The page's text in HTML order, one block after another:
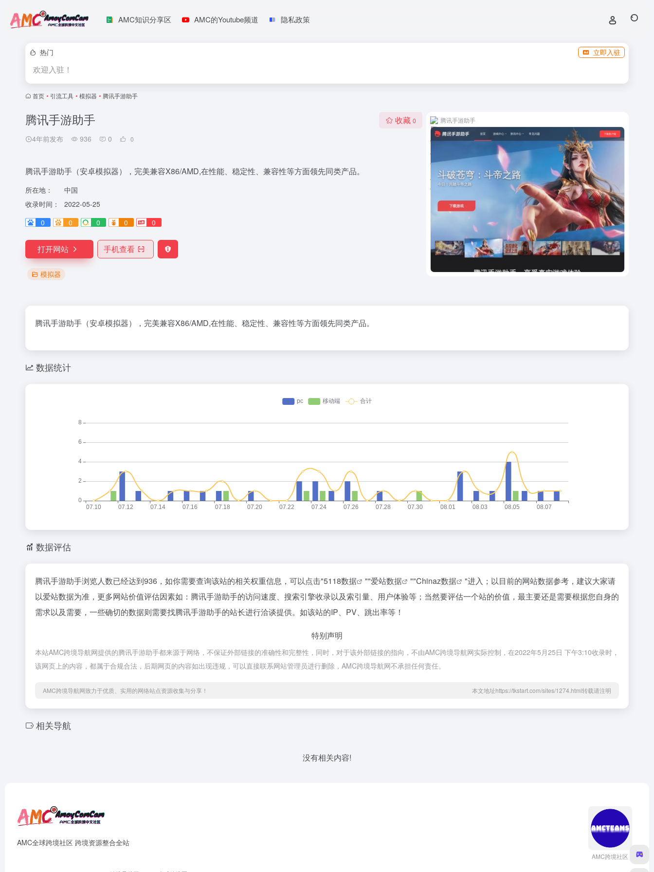
AMC知识分享区 AMC的Youtube频道 隐私政策
热门 立即入驻
欢迎入驻！
首页 • 引流工具 • 模拟器 • 腾讯手游助手
腾讯手游助手
4年前发布 936 0 0
收藏 0
腾讯手游助手（安卓模拟器），完美兼容X86/AMD,在性能、稳定性、兼容性等方面领先同类产品。
所在地：
中国
收录时间：
2022-05-25
0
0 0 0 0
打开网站 手机查看
模拟器
腾讯手游助手
腾讯手游助手（安卓模拟器），完美兼容X86/AMD,在性能、稳定性、兼容性等方面领先同类产品。
数据统计
数据评估
腾讯手游助手浏览人数已经达到936，如你需要查询该站的相关权重信息，可以点击"5118数据 ""爱站数据 ""Chinaz数据
"进入；以目前的网站数据参考，建议大家请
以爱站数据为准，更多网站价值评估因素如：腾讯手游助手的访问速度、搜索引擎收录以及索引量、用户体验等；当然要评估一个站的价值，最主要还是需要根据您自身的
需求以及需要，一些确切的数据则需要找腾讯手游助手的站长进行洽谈提供。如该站的IP、PV、跳出率等！
特别声明
本站AMC跨境导航网提供的腾讯手游助手都来源于网络，不保证外部链接的准确性和完整性，同时，对于该外部链接的指向，不由AMC跨境导航网实际控制，在2022年5月25日 下午3:10收录时，
该网页上的内容，都属于合规合法，后期网页的内容如出现违规，可以直接联系网站管理员进行删除，AMC跨境导航网不承担任何责任。
AMC跨境导航网致力于优质、实用的网络站点资源收集与分享！ 本文地址https://tkstart.com/sites/1274.html转载请注明
相关导航
没有相关内容!
AMC全球跨境社区 跨境资源整合全站
AMC跨境社区